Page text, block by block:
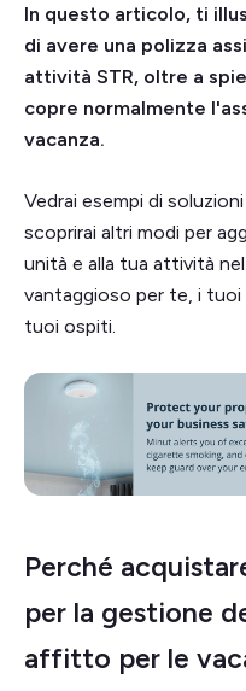
In questo articolo, ti
di avere una polizza
attività STR, oltre a
copre normalmente
vacanza.
Vedrai esempi di
scoprirai altri modi per
unità e alla tua attività
vantaggioso per te, i tuoi
tuoi ospiti.
Perché
per la gestione
affitto per le